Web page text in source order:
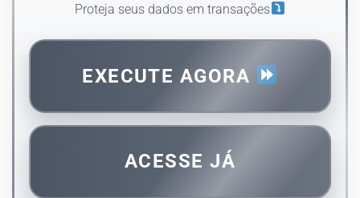
Proteja seus dados em transações
EXECUTE AGORA
ACESSE JÁ